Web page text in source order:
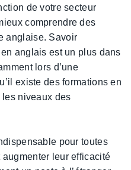
de votre secteur
comprendre des
anglaise. Savoir
anglais est un plus dans
lors d’une
existe des formations en
les niveaux des
pour toutes
leur efficacité